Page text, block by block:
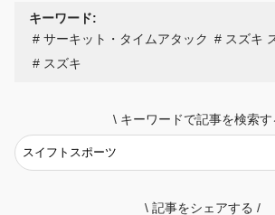
キーワード:
サーキット・タイムアタック
スズキ
スズキ
\ キーワードで記事を検索す
\ 記事をシェアする /